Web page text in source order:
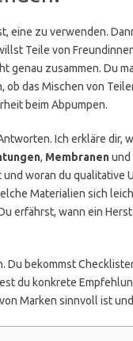
eine zu verwenden.
Teile von
genau zusammen. Du
ob das Mischen von
beim Abpumpen.
Ich erkläre dir,
, Membranenund
woran du qualitative
Materialien sich
erfährst, wann ein
Du bekommst
du konkrete
Marken sinnvoll ist